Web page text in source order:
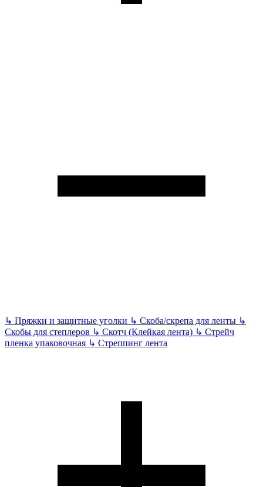
↳ Пряжки и защитные уголки ↳ Скоба/скрепа для ленты ↳
Скобы для степлеров ↳ Скотч (Клейкая лента) ↳ Стрейч
пленка упаковочная ↳ Стреппинг лента